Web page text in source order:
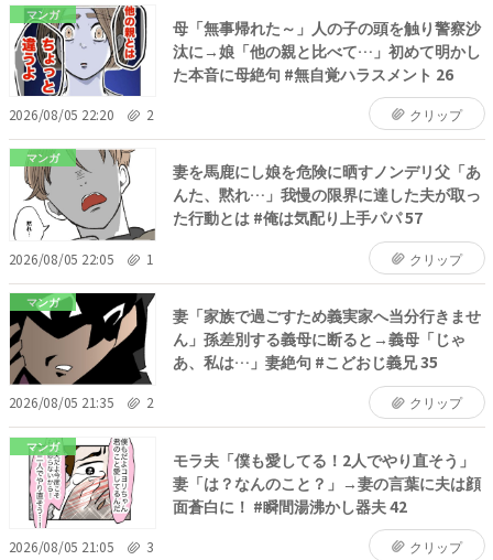
マンガ
母「無事帰れた～」人の子の頭を触り警察沙
汰に→娘「他の親と比べて…」初めて明かし
た本音に母絶句 #無自覚ハラスメント 26
2026/08/05 22:20 2 クリップ
マンガ
妻を馬鹿にし娘を危険に晒すノンデリ父「あ
んた、黙れ…」我慢の限界に達した夫が取っ
た行動とは #俺は気配り上手パパ 57
2026/08/05 22:05 1 クリップ
マンガ
妻「家族で過ごすため義実家へ当分行きませ
ん」孫差別する義母に断ると→義母「じゃ
あ、私は…」妻絶句 #こどおじ義兄 35
2026/08/05 21:35 2 クリップ
マンガ
モラ夫「僕も愛してる！2人でやり直そう」
妻「は？なんのこと？」→妻の言葉に夫は顔
面蒼白に！ #瞬間湯沸かし器夫 42
2026/08/05 21:05 3 クリップ